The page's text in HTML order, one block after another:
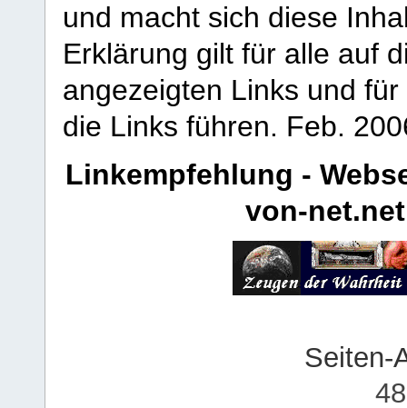
und macht sich diese
Erklärung gilt für alle auf
angezeigten Links und
die Links führen. Feb.
Linkempfehlung -
von-net.net
Seiten-